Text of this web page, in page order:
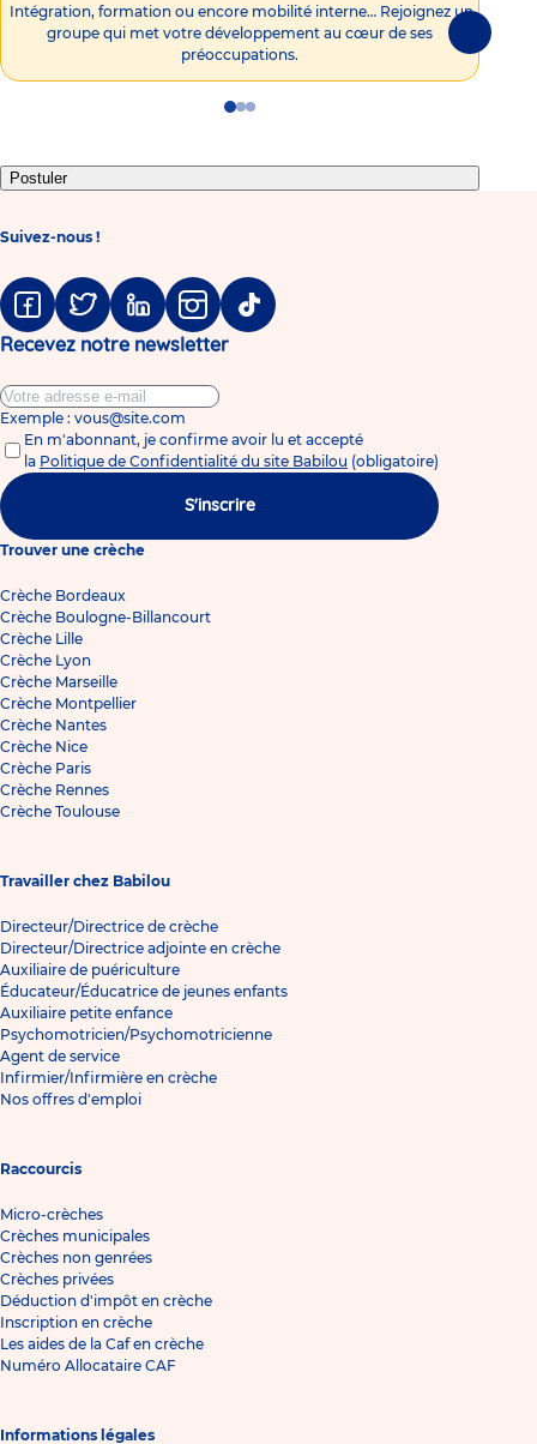
Intégration, formation ou encore mobilité interne… Rejoignez un
groupe qui met votre développement au cœur de ses
préoccupations.
Go
1
Go
2
Go
3
Postuler
Suivez-nous !
FacebookTwitter LinkedinInstagramTiktok
Recevez notre newsletter
Exemple : vous@site.com
En m'abonnant, je confirme avoir lu et accepté
la Politique de Confidentialité du site Babilou (obligatoire)
S'inscrire
Trouver une crèche
Crèche Bordeaux
Crèche Boulogne-Billancourt
Crèche Lille
Crèche Lyon
Crèche Marseille
Crèche Montpellier
Crèche Nantes
Crèche Nice
Crèche Paris
Crèche Rennes
Crèche Toulouse
Travailler chez Babilou
Directeur/Directrice de crèche
Directeur/Directrice adjointe en crèche
Auxiliaire de puériculture
Éducateur/Éducatrice de jeunes enfants
Auxiliaire petite enfance
Psychomotricien/Psychomotricienne
Agent de service
Infirmier/Infirmière en crèche
Nos offres d'emploi
Raccourcis
Micro-crèches
Crèches municipales
Crèches non genrées
Crèches privées
Déduction d'impôt en crèche
Inscription en crèche
Les aides de la Caf en crèche
Numéro Allocataire CAF
Informations légales